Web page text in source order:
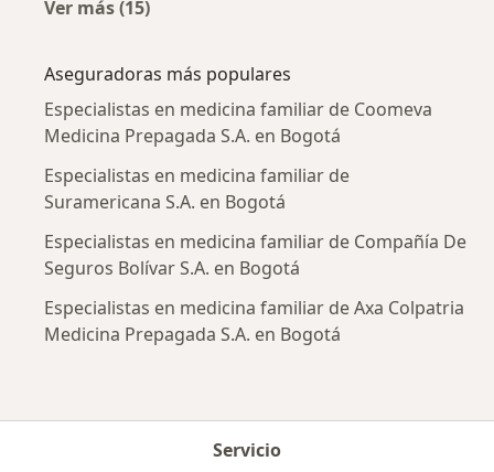
Ver más (15)
Aseguradoras más populares
Especialistas en medicina familiar de Coomeva
Medicina Prepagada S.A. en Bogotá
Especialistas en medicina familiar de
Suramericana S.A. en Bogotá
Especialistas en medicina familiar de Compañía De
Seguros Bolívar S.A. en Bogotá
Especialistas en medicina familiar de Axa Colpatria
Medicina Prepagada S.A. en Bogotá
Servicio